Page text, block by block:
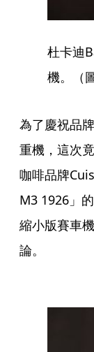
杜卡迪
機。（
為了慶祝品
重機，這次
咖啡品牌
M3 1926」
縮小版賽車
論。